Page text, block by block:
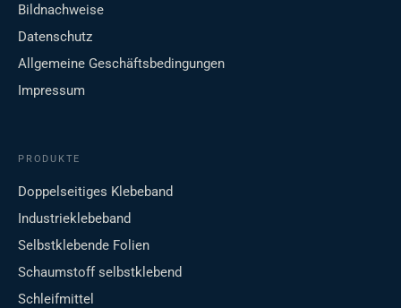
Bildnachweise
Datenschutz
Allgemeine Geschäftsbedingungen
Impressum
PRODUKTE
Doppelseitiges Klebeband
Industrieklebeband
Selbstklebende Folien
Schaumstoff selbstklebend
Schleifmittel